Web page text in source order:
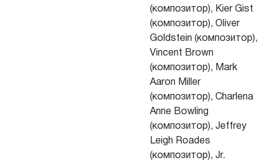
(композитор), Kier Gist
(композитор), Oliver
Goldstein (композитор),
Vincent Brown
(композитор), Mark
Aaron Miller
(композитор), Charlena
Anne Bowling
(композитор), Jeffrey
Leigh Roades
(композитор), Jr.